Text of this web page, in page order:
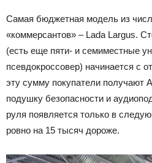
Самая бюджетная модель из
«коммерсантов» – Lada Largus.
(есть еще пяти- и семиместные
псевдокроссовер) начинается с
эту сумму покупатели получают
подушку безопасности и
руля появляется только в
ровно на 15 тысяч дороже.